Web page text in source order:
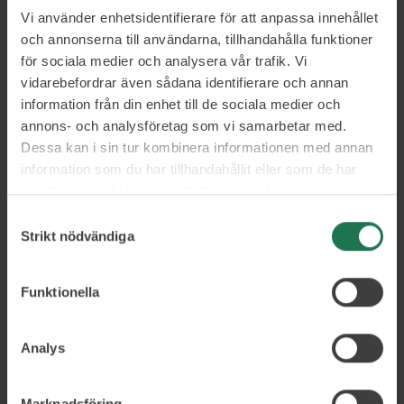
Vi använder enhetsidentifierare för att anpassa innehållet
och annonserna till användarna, tillhandahålla funktioner
för sociala medier och analysera vår trafik. Vi
vidarebefordrar även sådana identifierare och annan
information från din enhet till de sociala medier och
annons- och analysföretag som vi samarbetar med.
Dessa kan i sin tur kombinera informationen med annan
information som du har tillhandahållit eller som de har
samlat in när du har använt deras tjänster.
Strikt nödvändiga
Funktionella
Analys
som en elefant såväl praktiskt som
mänskligt och det saknades exempel att
söka erfarenhet från. Här kom Jims
fallenhet för struktur väl till pass. Han
har svart bälte i att snabbt skapa ett
helikopterperspektiv och att se vad som
behöver göras. Bolag som står inför
regelmässigt eller ens var de ska börja,
benar snabbt upp frågetecken och
Dessa förmågor härstammar från